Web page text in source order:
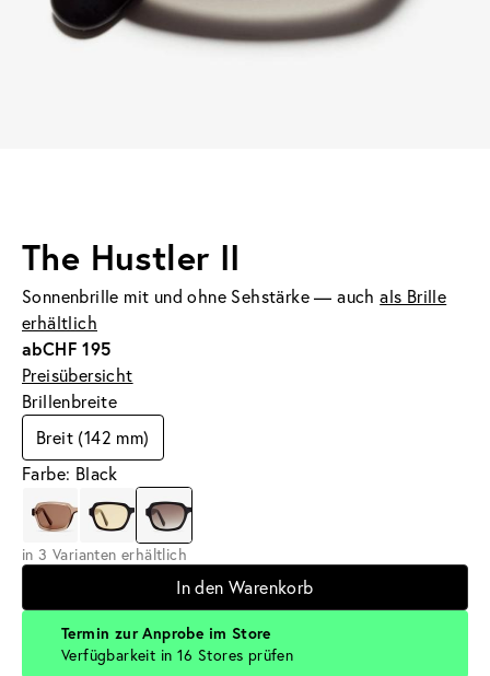
The Hustler II
Sonnenbrille mit und ohne Sehstärke — auchals Brille
erhältlich
abCHF 195
Preisübersicht
Brillenbreite
Breit (142 mm)
Farbe: Black
in 3 Varianten erhältlich
In den Warenkorb
Termin zur Anprobe im Store
Verfügbarkeit in 16 Stores prüfen